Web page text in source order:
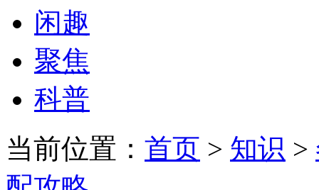
闲趣
聚焦
科普
当前位置： 首页 > 知识 >